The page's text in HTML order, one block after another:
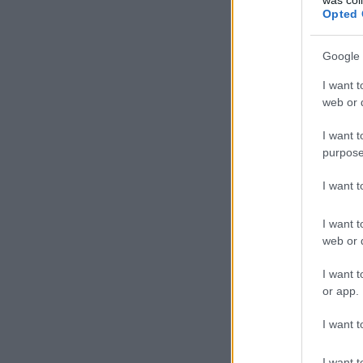
Opted
Google
I want
web or
I want
I want
I want
web or
I want
or app.
I want